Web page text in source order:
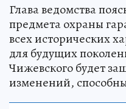
Глава ведомства
предмета охраны
всех исторических
для будущих
Чижевского будет
изменений,